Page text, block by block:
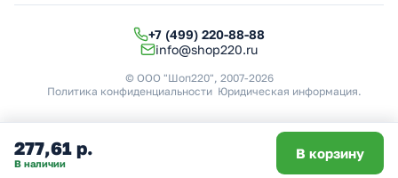
277,61 р.
В наличии
В корзину
+7 (499) 220-88-88
info@shop220.ru
© ООО "Шоп220", 2007-2026
Политика конфиденциальности Юридическая информация.